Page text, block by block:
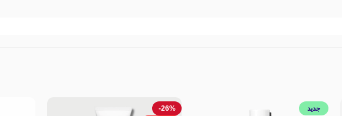
جديد
-26%